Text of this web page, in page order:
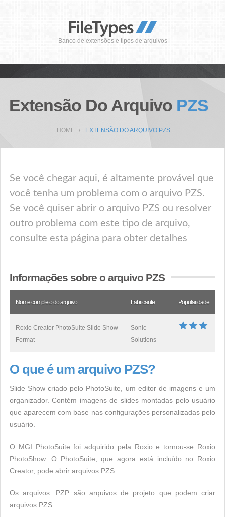
Banco de extensões e tipos de arquivos
Extensão Do Arquivo PZS
HOME EXTENSÃO DO ARQUIVO PZS
Se você chegar aqui, é altamente provável que
você tenha um problema com o arquivo PZS.
Se você quiser abrir o arquivo PZS ou resolver
outro problema com este tipo de arquivo,
consulte esta página para obter detalhes
Informações sobre o arquivo PZS
Nome completo do arquivo Fabricante Popularidade
Roxio Creator PhotoSuite Slide Show
Format
Sonic
Solutions
O que é um arquivo PZS?
Slide Show criado pelo PhotoSuite, um editor de imagens e um
organizador. Contém imagens de slides montadas pelo usuário
que aparecem com base nas configurações personalizadas pelo
usuário.
O MGI PhotoSuite foi adquirido pela Roxio e tornou-se Roxio
PhotoShow. O PhotoSuite, que agora está incluído no Roxio
Creator, pode abrir arquivos PZS.
Os arquivos .PZP são arquivos de projeto que podem criar
arquivos PZS.